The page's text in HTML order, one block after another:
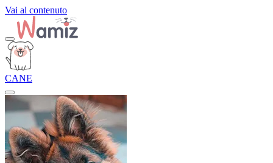
Vai al contenuto
CANE